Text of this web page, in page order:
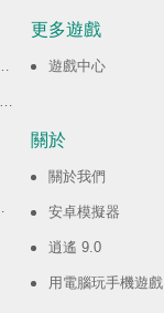
更多遊戲
遊戲中心
關於
關於我們
安卓模擬器
逍遙 9.0
用電腦玩手機遊戲